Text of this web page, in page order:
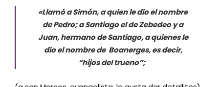
«Llamó a Simón, a quien le dio el nombre
de Pedro; a Santiago el de Zebedeo y a
Juan, hermano de Santiago, a quienes le
dio el nombre de Boanerges, es decir,
“hijos del trueno”;